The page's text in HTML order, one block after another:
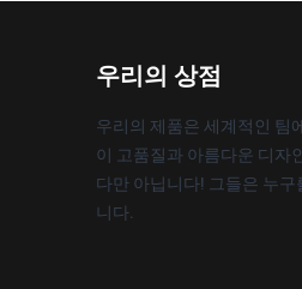
우리의 상점
우리의 제품은 세계적인 팀
이 고품질과 아름다운 디자
다만 아닙니다! 그들은 누구
니다.